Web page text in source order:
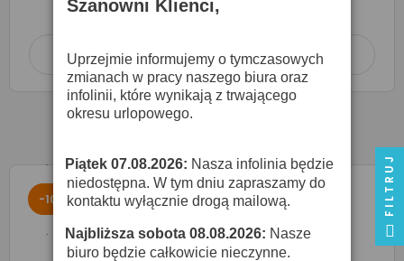
w terminie2-3 dni roboczych
 Dodaj do koszyka
-10%
Szanowni Klienci,
Uprzejmie informujemy o tymczasowych
zmianach w pracy naszego biura oraz
infolinii, które wynikają z trwającego
okresu urlopowego.
· Piątek 07.08.2026: Nasza infolinia będzie
niedostępna. W tym dniu zapraszamy do
kontaktu wyłącznie drogą mailową.
· Najbliższa sobota 08.08.2026: Nasze
biuro będzie całkowicie nieczynne.
FILTRUJ